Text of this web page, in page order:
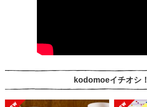
kodomoeイチオシ！